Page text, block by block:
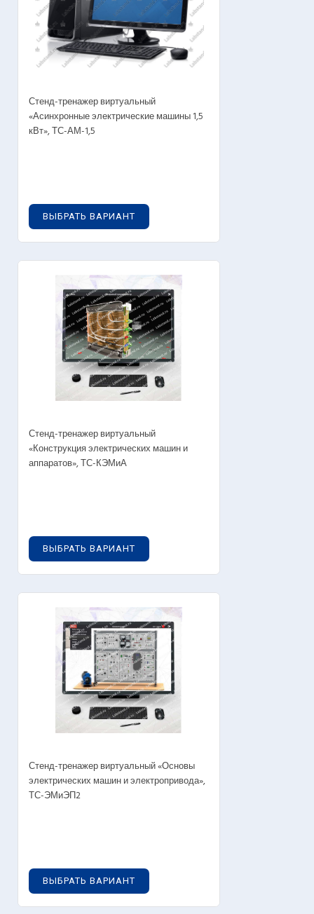
Стенд-тренажер виртуальный
«Асинхронные электрические машины 1,5
кВт», ТС-АМ-1,5
ВЫБРАТЬ ВАРИАНТ
OUT OF STOCK
Стенд-тренажер виртуальный
«Конструкция электрических машин и
аппаратов», ТС-КЭМиА
ВЫБРАТЬ ВАРИАНТ
OUT OF STOCK
Стенд-тренажер виртуальный «Основы
электрических машин и электропривода»,
ТС-ЭМиЭП2
ВЫБРАТЬ ВАРИАНТ